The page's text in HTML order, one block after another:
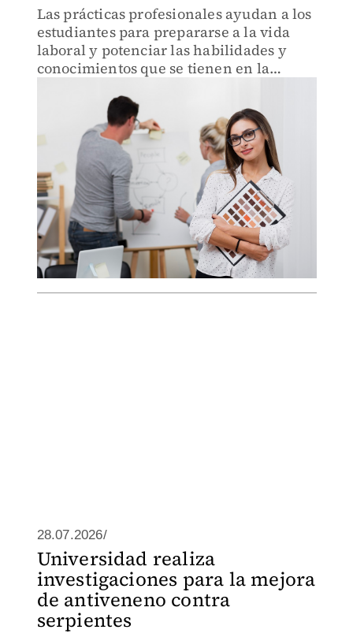
Las prácticas profesionales ayudan a los
estudiantes para prepararse a la vida
laboral y potenciar las habilidades y
conocimientos que se tienen en la
28.07.2026/
Universidad realiza
investigaciones para la mejora
de antiveneno contra
serpientes